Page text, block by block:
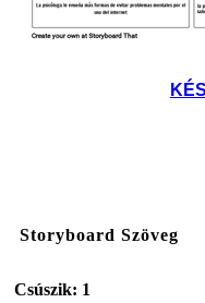
Storyboard Szöveg
Csúszik: 1